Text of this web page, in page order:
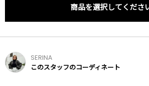
商品を選択してくださ
SERINA
このスタッフのコーディネート